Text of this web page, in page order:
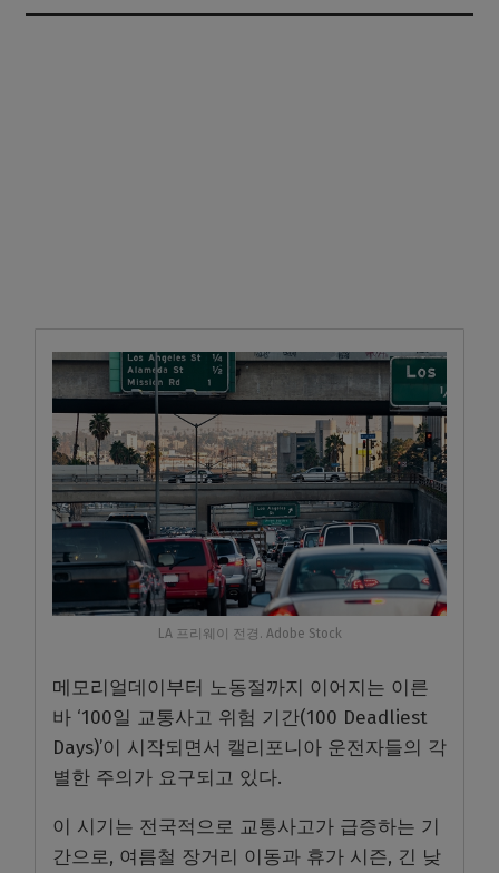
LA 프리웨이 전경. Adobe Stock
메모리얼데이부터 노동절까지 이어지는 이른
바 ‘100일 교통사고 위험 기간(100 Deadliest
Days)’이 시작되면서 캘리포니아 운전자들의 각
별한 주의가 요구되고 있다.
이 시기는 전국적으로 교통사고가 급증하는 기
간으로, 여름철 장거리 이동과 휴가 시즌, 긴 낮